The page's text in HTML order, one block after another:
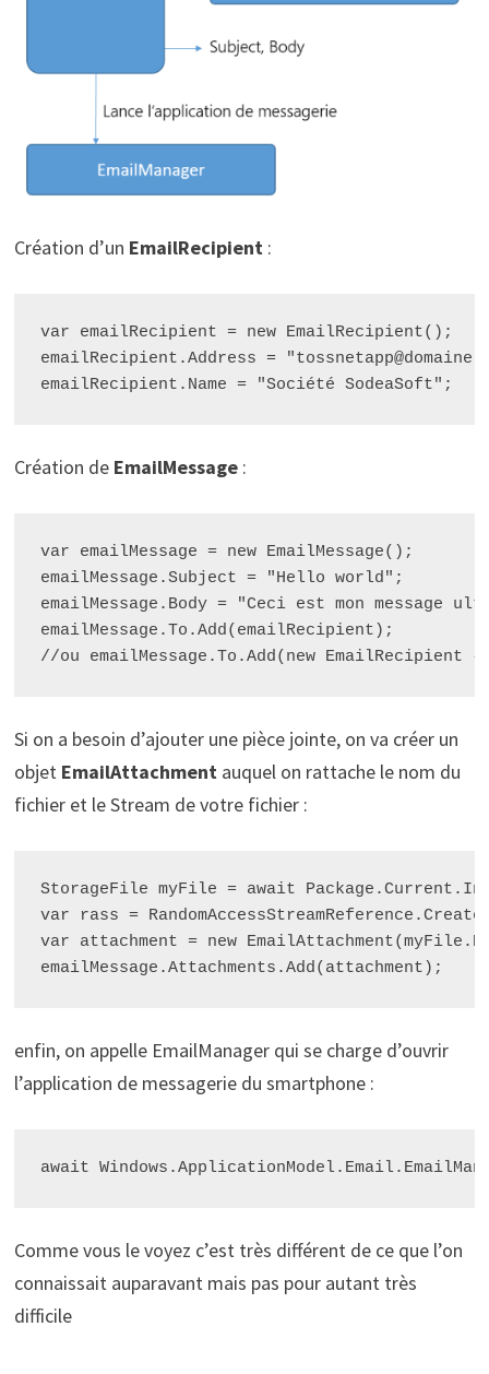
Création d’un EmailRecipient :
var emailRecipient = new EmailRecipient();
emailRecipient.Address =
Création de EmailMessage:
var emailMessage = new EmailMessage();
emailMessage.Subject = "Hello world";
emailMessage.Body = "Ceci est mon message
emailMessage.To.Add(emailRecipient);
Si on a besoin d’ajouter une pièce jointe, on va créer un
objet EmailAttachment auquel on rattache le nom du
fichier et le Stream de votre fichier :
StorageFile myFile = await
var rass =
var attachment = new
enfin, on appelle EmailManager qui se charge d’ouvrir
l’application de messagerie du smartphone :
Comme vous le voyez c’est très différent de ce que l’on
connaissait auparavant mais pas pour autant très
difficile